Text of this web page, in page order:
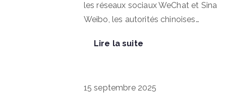
les réseaux sociaux WeChat et Sina
Weibo, les autorités chinoises…
Lire la suite
15 septembre 2025